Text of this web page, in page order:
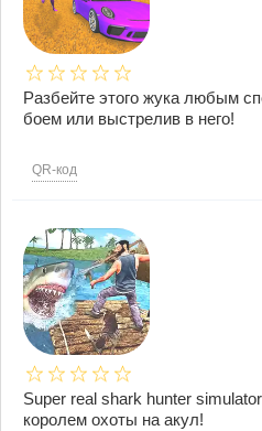
Разбейте этого жука любым
боем или выстрелив в него!
QR-код
Super real shark hunter
королем охоты на акул!